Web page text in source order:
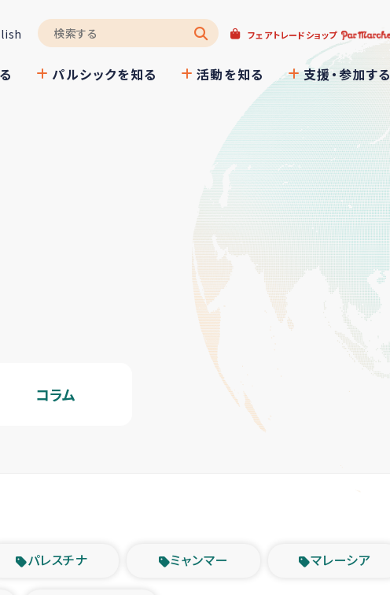
フェアトレードショップ
パルシックを知る 活動を知る 支援・参加する
コラム
パレスチナ ミャンマー マレーシア